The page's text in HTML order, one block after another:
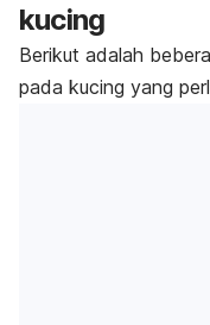
kucing
Berikut adalah
pada kucing yang